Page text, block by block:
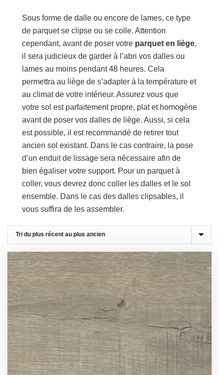
Sous forme de dalle ou encore de lames, ce type
de parquet se clipse ou se colle. Attention
cependant, avant de poser votre parquet en liège,
il sera judicieux de garder à l’abri vos dalles ou
lames au moins pendant 48 heures. Cela
permettra au liège de s’adapter à la température et
au climat de votre intérieur. Assurez vous que
votre sol est parfaitement propre, plat et homogène
avant de poser vos dalles de liège. Aussi, si cela
est possible, il est recommandé de retirer tout
ancien sol existant. Dans le cas contraire, la pose
d’un enduit de lissage sera nécessaire afin de
bien égaliser votre support. Pour un parquet à
coller, vous devrez donc coller les dalles et le sol
ensemble. Dans le cas des dalles clipsables, il
vous suffira de les assembler.